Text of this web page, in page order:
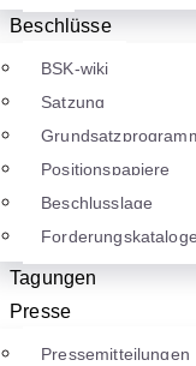
Beschlüsse
BSK-wiki
Satzung
Positionspapiere
Beschlusslage
Tagungen
Presse
Pressemitteilungen